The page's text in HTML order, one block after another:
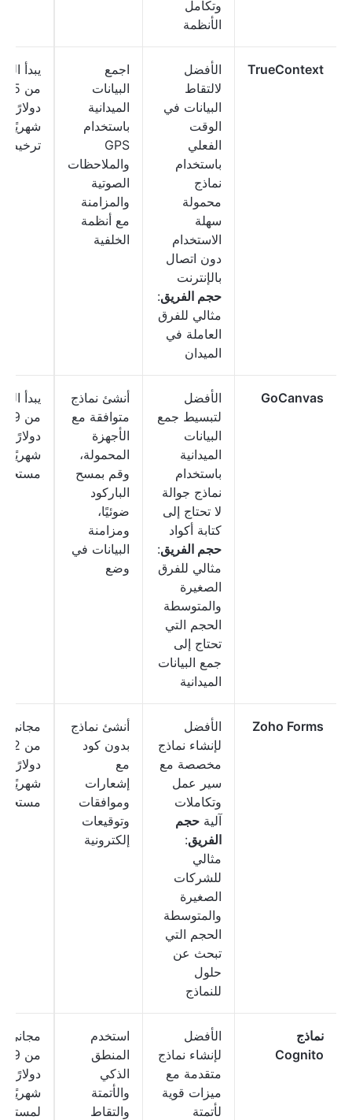
وتكامل
الأنظمة
TrueContext
الأفضل
لالتقاط
البيانات في
الوقت
الفعلي
باستخدام
نماذج
محمولة
سهلة
الاستخدام
دون اتصال
بالإنترنت
حجم الفريق:
مثالي للفرق
العاملة في
الميدان
اجمع
البيانات
الميدانية
باستخدام
GPS
والملاحظات
الصوتية
والمزامنة
مع أنظمة
الخلفية
يبدأ
من 25
دولارًا
شهريًا
ترخيص
GoCanvas
الأفضل
لتبسيط جمع
البيانات
الميدانية
باستخدام
نماذج جوالة
لا تحتاج إلى
كتابة أكواد
حجم الفريق:
مثالي للفرق
الصغيرة
والمتوسطة
الحجم التي
تحتاج إلى
جمع البيانات
الميدانية
أنشئ نماذج
متوافقة مع
الأجهزة
المحمولة،
وقم بمسح
الباركود
ضوئيًا،
ومزامنة
البيانات في
وضع
يبدأ
من 49
دولارًا
شهريًا
Zoho Forms
الأفضل
لإنشاء نماذج
مخصصة مع
سير عمل
وتكاملات
آلية حجم
الفريق:
مثالي
للشركات
الصغيرة
والمتوسطة
الحجم التي
تبحث عن
حلول
للنماذج
أنشئ نماذج
بدون كود
مع
إشعارات
وموافقات
وتوقيعات
إلكترونية
مجاني؛
من 12
دولارًا
شهريًا
نماذج
Cognito
الأفضل
لإنشاء نماذج
متقدمة مع
ميزات قوية
لأتمتة
استخدم
المنطق
الذكي
والأتمتة
والتقاط
مجاني؛
من 19
دولارًا
شهريًا